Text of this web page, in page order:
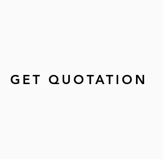
GET QUOTATION